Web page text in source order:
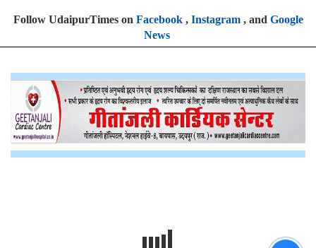
Follow UdaipurTimes on Facebook, Instagram, and Google
News